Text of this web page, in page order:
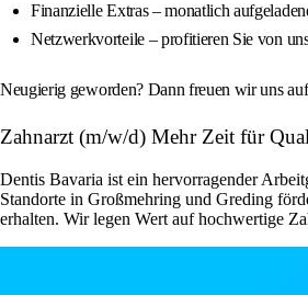
Finanzielle Extras – monatlich
Netzwerkvorteile – profitieren Sie von
Neugierig geworden? Dann freuen wir uns
Zahnarzt (m/w/d) Mehr Zeit für
Dentis Bavaria ist ein hervorragender
Standorte in Großmehring und Greding
erhalten. Wir legen Wert auf hochwertige